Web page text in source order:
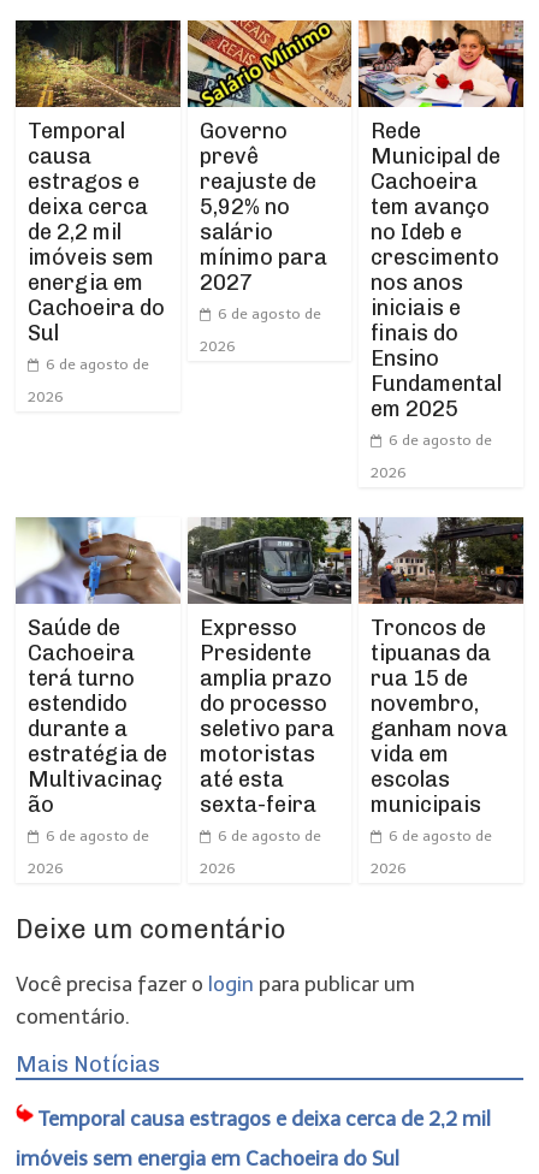
Temporal
causa
estragos e
deixa cerca
de 2,2 mil
imóveis sem
energia em
Cachoeira do
Sul
6 de agosto de
2026
Governo
prevê
reajuste de
5,92% no
salário
mínimo para
2027
6 de agosto de
2026
Rede
Municipal de
Cachoeira
tem avanço
no Ideb e
crescimento
nos anos
iniciais e
finais do
Ensino
Fundamental
em 2025
6 de agosto de
2026
Saúde de
Cachoeira
terá turno
estendido
durante a
estratégia de
Multivacinaç
ão
6 de agosto de
2026
Expresso
Presidente
amplia prazo
do processo
seletivo para
motoristas
até esta
sexta-feira
6 de agosto de
2026
Troncos de
tipuanas da
rua 15 de
novembro,
ganham nova
vida em
escolas
municipais
6 de agosto de
2026
Deixe um comentário
Você precisa fazer o login para publicar um
comentário.
Mais Notícias
Temporal causa estragos e deixa cerca de 2,2 mil
imóveis sem energia em Cachoeira do Sul